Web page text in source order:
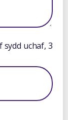
sydd uchaf, 3